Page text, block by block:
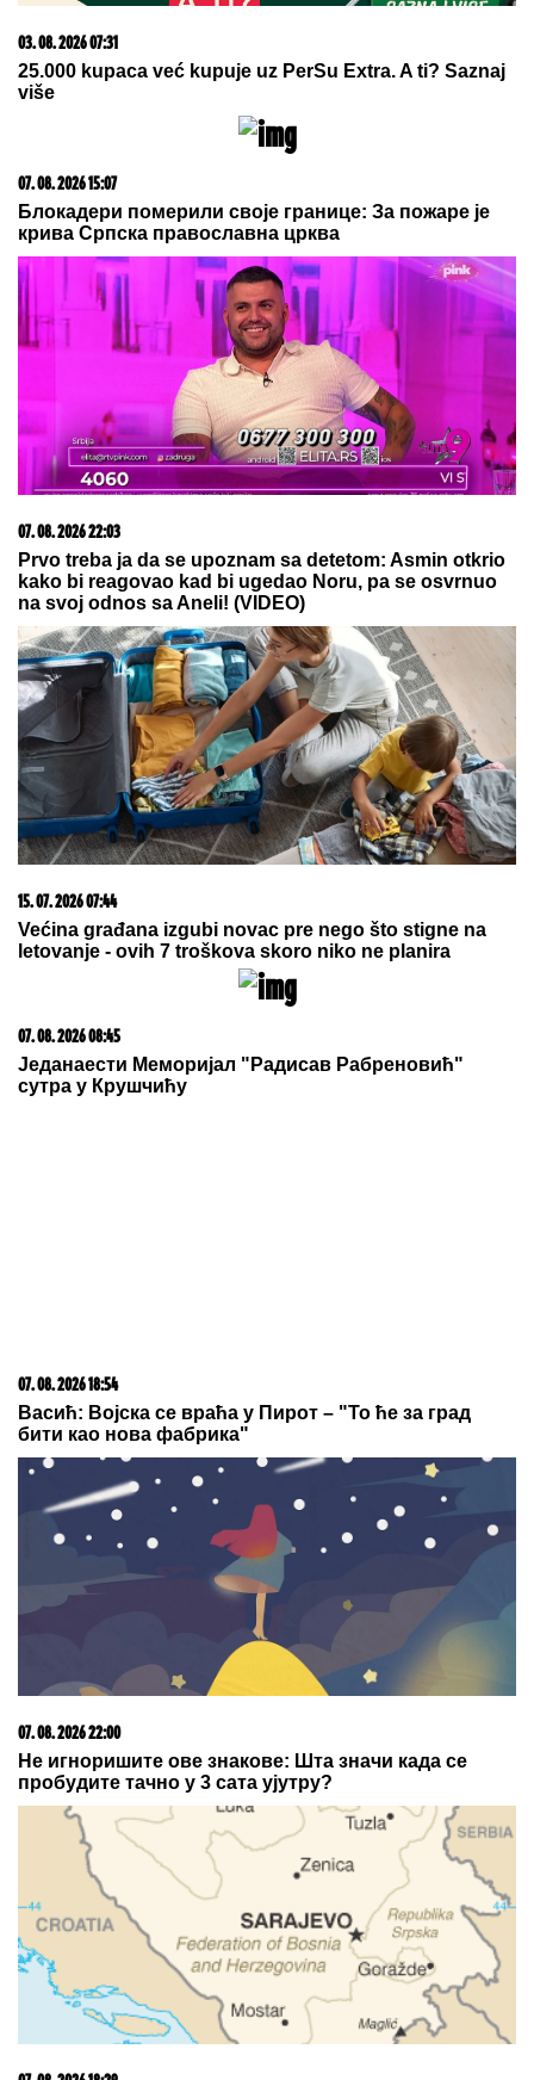
03. 08. 2026 07:31
25.000 kupaca već kupuje uz PerSu Extra. A ti? Saznaj
više
07. 08. 2026 15:07
Блокадери померили своје границе: За пожаре је
крива Српска православна црква
07. 08. 2026 22:03
Prvo treba ja da se upoznam sa detetom: Asmin otkrio
kako bi reagovao kad bi ugedao Noru, pa se osvrnuo
na svoj odnos sa Aneli! (VIDEO)
15. 07. 2026 07:44
Većina građana izgubi novac pre nego što stigne na
letovanje - ovih 7 troškova skoro niko ne planira
07. 08. 2026 08:45
Једанаести Меморијал "Радисав Рабреновић"
сутра у Крушчићу
07. 08. 2026 18:54
Васић: Војска се враћа у Пирот – "То ће за град
бити као нова фабрика"
07. 08. 2026 22:00
Не игноришите ове знакове: Шта значи када се
пробудите тачно у 3 сата ујутру?